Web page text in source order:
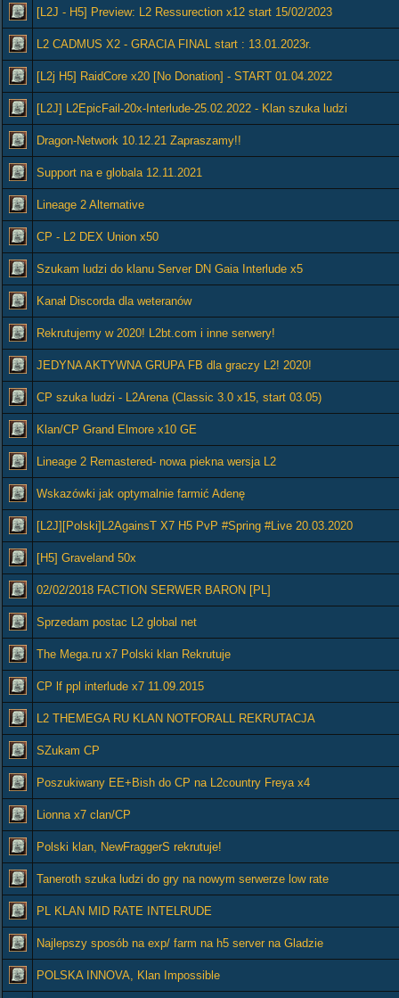
[L2J - H5] Preview: L2 Ressurection x12 start 15/02/2023
L2 CADMUS X2 - GRACIA FINAL start : 13.01.2023r.
[L2j H5] RaidCore x20 [No Donation] - START 01.04.2022
[L2J] L2EpicFail-20x-Interlude-25.02.2022 - Klan szuka ludzi
Dragon-Network 10.12.21 Zapraszamy!!
Support na e globala 12.11.2021
Lineage 2 Alternative
CP - L2 DEX Union x50
Szukam ludzi do klanu Server DN Gaia Interlude x5
Kanał Discorda dla weteranów
Rekrutujemy w 2020! L2bt.com i inne serwery!
JEDYNA AKTYWNA GRUPA FB dla graczy L2! 2020!
CP szuka ludzi - L2Arena (Classic 3.0 x15, start 03.05)
Klan/CP Grand Elmore x10 GE
Lineage 2 Remastered- nowa piekna wersja L2
Wskazówki jak optymalnie farmić Adenę
[L2J][Polski]L2AgainsT X7 H5 PvP #Spring #Live 20.03.2020
[H5] Graveland 50x
02/02/2018 FACTION SERWER BARON [PL]
Sprzedam postac L2 global net
The Mega.ru x7 Polski klan Rekrutuje
CP lf ppl interlude x7 11.09.2015
L2 THEMEGA RU KLAN NOTFORALL REKRUTACJA
SZukam CP
Poszukiwany EE+Bish do CP na L2country Freya x4
Lionna x7 clan/CP
Polski klan, NewFraggerS rekrutuje!
Taneroth szuka ludzi do gry na nowym serwerze low rate
PL KLAN MID RATE INTELRUDE
Najlepszy sposób na exp/ farm na h5 server na Gladzie
POLSKA INNOVA, Klan Impossible